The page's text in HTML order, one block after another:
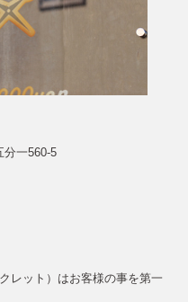
一560-5
レット）はお客様の事を第一